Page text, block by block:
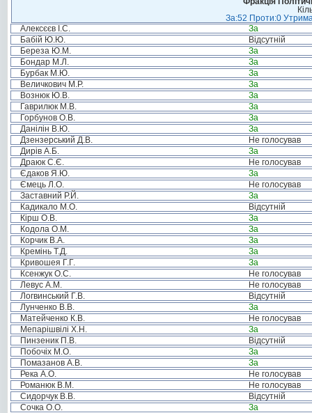
За:52 Проти:0
Алексєєв І.С.
За
Бабій Ю.Ю.
Відсутній
Береза Ю.М.
За
Бондар М.Л.
За
Бурбак М.Ю.
За
Величкович М.Р.
За
Вознюк Ю.В.
За
Гаврилюк М.В.
За
Горбунов О.В.
За
Данілін В.Ю.
За
Дзензерський Д.В.
Не голосував
Дирів А.Б.
За
Драюк С.Є.
Не голосував
Єдаков Я.Ю.
За
Ємець Л.О.
Не голосував
Заставний Р.Й.
За
Кадикало М.О.
Відсутній
Кірш О.В.
За
Кодола О.М.
За
Корчик В.А.
За
Кремінь Т.Д.
За
Кривошея Г.Г.
За
Ксенжук О.С.
Не голосував
Левус А.М.
Не голосував
Логвинський Г.В.
Відсутній
Лунченко В.В.
За
Матейченко К.В.
Не голосував
Мепарішвілі Х.Н.
За
Пинзеник П.В.
Відсутній
Побочіх М.О.
За
Помазанов А.В.
За
Река А.О.
Не голосував
Романюк В.М.
Не голосував
Сидорчук В.В.
Відсутній
Сочка О.О.
За